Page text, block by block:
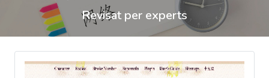
Revisat per experts